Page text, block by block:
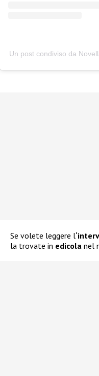
Un post condiviso da
Se volete leggere l
la trovate in edicola nel